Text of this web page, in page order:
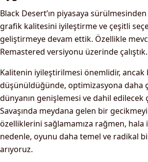
Black Desert’ın piyasaya
grafik kalitesini iyileştirme ve çeşitli
geliştirmeye devam ettik. Özellikle
Remastered versiyonu üzerinde çalıştık.
Kalitenin iyileştirilmesi önemlidir,
düşünüldüğünde, optimizasyona daha
dünyanın genişlemesi ve dahil edilecek
Savaşında meydana gelen bir
özelliklerini sağlamamıza rağmen, hala
nedenle, oyunu daha temel ve radikal
arıyoruz.